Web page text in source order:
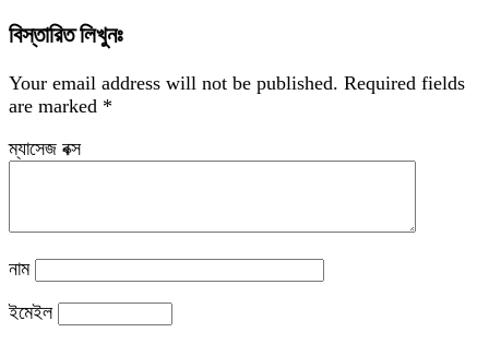
বিস্তারিত লিখুনঃ
Your email address will not be published. Required fields
are marked *
ম্যাসেজ বক্স
নাম
ইমেইল